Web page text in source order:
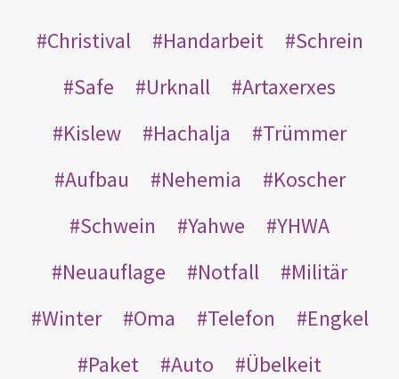
Christival Handarbeit
Schrein
Safe
Urknall
Artaxerxes
Kislew
Hachalja
Trümmer
Aufbau
Nehemia
Koscher
Schwein
Yahwe
YHWA
Neuauflage
Notfall
Militär
Winter
Oma Telefon
Engkel
Paket
Auto
Übelkeit